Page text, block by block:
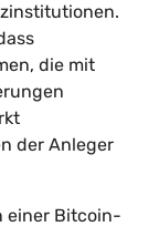
die mit
der Anleger
einer Bitcoin-